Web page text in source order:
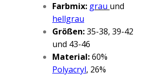
Farbmix: grau und
hellgrau
Größen:35-38, 39-42
und 43-46
Material:60%
Polyacryl, 26%